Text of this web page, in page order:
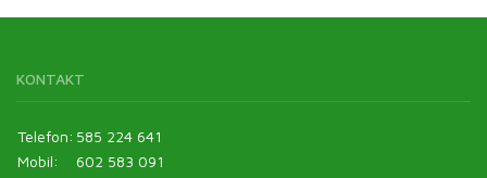
KONTAKT
Telefon: 585 224 641
Mobil:
602 583 091